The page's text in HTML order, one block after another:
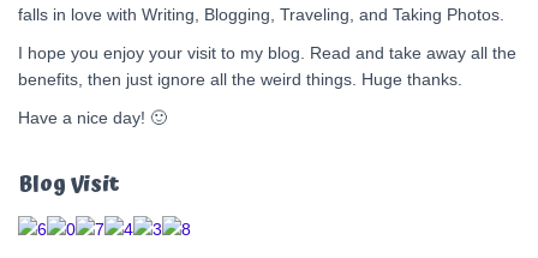
falls in love with Writing, Blogging, Traveling, and Taking Photos.
I hope you enjoy your visit to my blog. Read and take away all the
benefits, then just ignore all the weird things. Huge thanks.
Have a nice day! 🙂
Blog Visit